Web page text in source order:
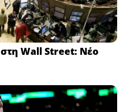
Wall Street: Νέο